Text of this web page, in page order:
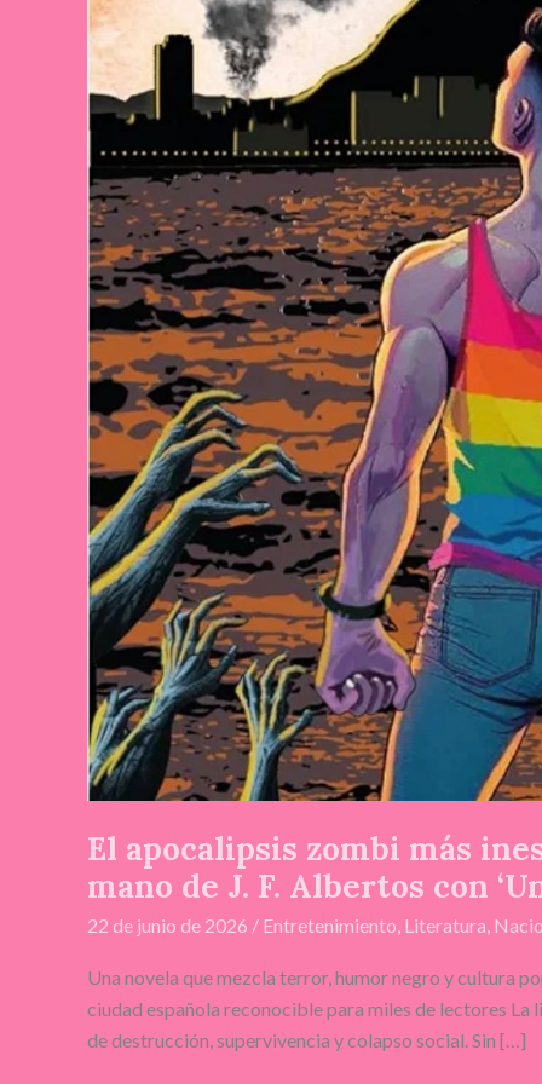
El apocalipsis zombi más
mano de J. F. Albertos con
22 de junio de 2026 / Entretenimiento, Literatura,
Una novela que mezcla terror, humor negro y cultura
ciudad española reconocible para miles de lectores
de destrucción, supervivencia y colapso social. Sin […]